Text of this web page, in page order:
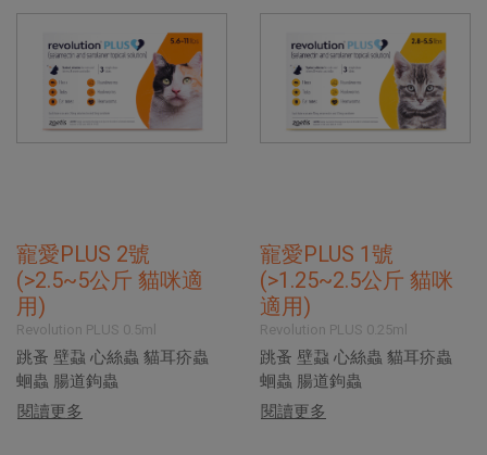
寵愛PLUS 2號
(>2.5~5公斤 貓咪適
用)
Revolution PLUS 0.5ml
跳蚤 壁蝨 心絲蟲 貓耳疥蟲
蛔蟲 腸道鉤蟲
閱讀更多
寵愛PLUS 1號
(>1.25~2.5公斤 貓咪
適用)
Revolution PLUS 0.25ml
跳蚤 壁蝨 心絲蟲 貓耳疥蟲
蛔蟲 腸道鉤蟲
閱讀更多